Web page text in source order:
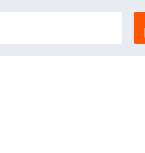
bzw. keine